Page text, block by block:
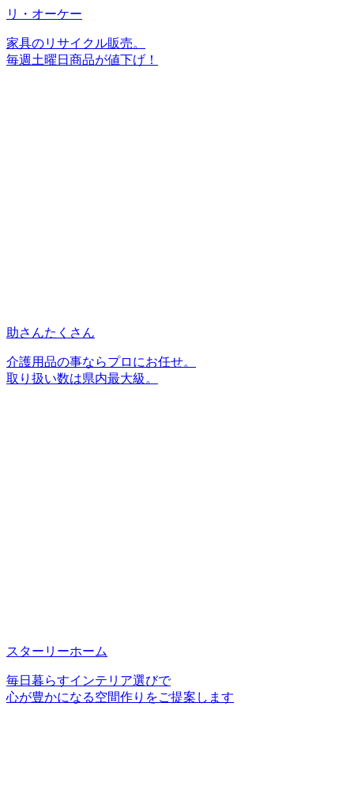
リ・オーケー
家具のリサイクル販売。
毎週土曜日商品が値下げ！
助さんたくさん
介護用品の事ならプロにお任せ。
取り扱い数は県内最大級。
スターリーホーム
毎日暮らすインテリア選びで
心が豊かになる空間作りをご提案します